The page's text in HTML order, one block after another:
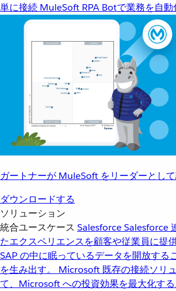
単に接続 MuleSoft RPA Botで業務を自動
ガートナーが MuleSoft をリーダーとし
ダウンロードする
ソリューション
統合ユースケース SalesforceSalesforce
たエクスペリエンスを顧客や従業員に提
SAP の中に眠っているデータを開放する
を生み出す。
Microsoft 既存の接続ソリ
て、Microsoft への投資効果を最大化する